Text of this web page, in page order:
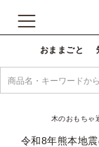
おままごと
木のおもちゃ
令和8年熊本地